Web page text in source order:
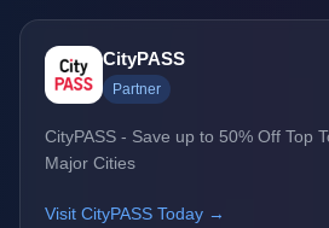
CityPASS
Partner
CityPASS - Save up to 50% Off Top
Major Cities
Visit CityPASS Today →